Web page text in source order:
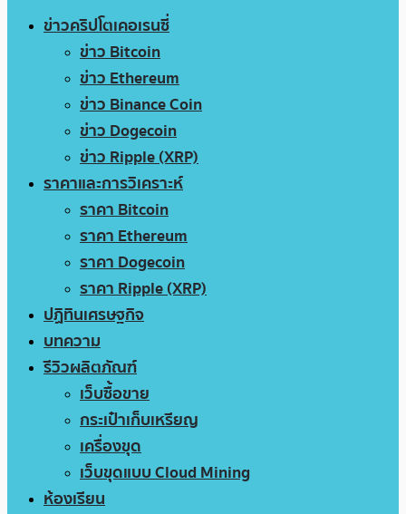
ข่าวคริปโตเคอเรนซี่
ข่าว Bitcoin
ข่าว Ethereum
ข่าว Binance Coin
ข่าว Dogecoin
ข่าว Ripple (XRP)
ราคาและการวิเคราะห์
ราคา Bitcoin
ราคา Ethereum
ราคา Dogecoin
ราคา Ripple (XRP)
ปฏิทินเศรษฐกิจ
บทความ
รีวิวผลิตภัณฑ์
เว็บซื้อขาย
กระเป๋าเก็บเหรียญ
เครื่องขุด
เว็บขุดแบบ Cloud Mining
ห้องเรียน